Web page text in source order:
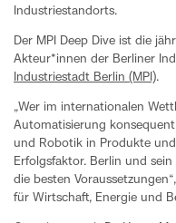
Industriestandorts.
Der MPI Deep Dive ist die
Akteur*innen der Berliner
Industriestadt Berlin (MPI).
„Wer im internationalen
Automatisierung
und Robotik in Produkte
Erfolgsfaktor. Berlin und
die besten
für Wirtschaft, Energie und